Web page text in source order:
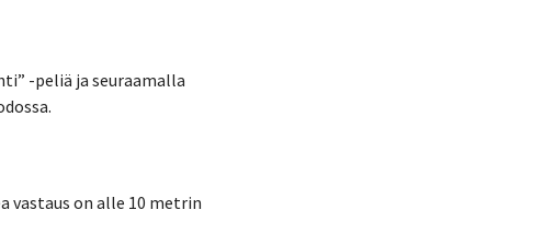
-peliä ja seuraamalla
vastaus on alle 10 metrin